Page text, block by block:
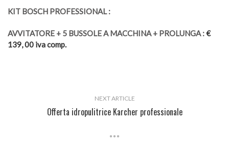
KIT BOSCH PROFESSIONAL :
AVVITATORE + 5 BUSSOLE A MACCHINA + PROLUNGA :€
139, 00 iva comp.
NEXT ARTICLE
Offerta idropulitrice Karcher professionale